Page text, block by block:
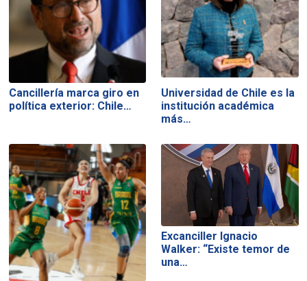
Cancillería marca giro en
política exterior: Chile…
Universidad de Chile es la
institución académica
más…
Excanciller Ignacio
Walker: “Existe temor de
una…